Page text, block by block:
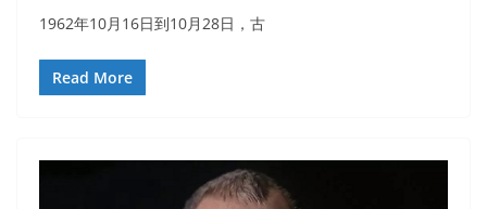
1962年10月16日到10月28日，古
Read More